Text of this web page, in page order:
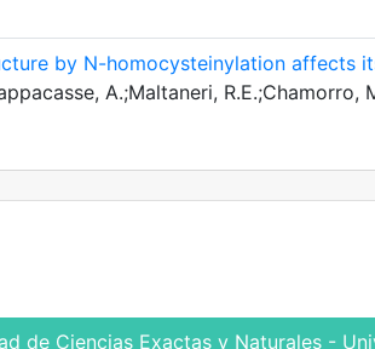
by N-homocysteinylation affects
A.;Maltaneri, R.E.;Chamorro,
de Ciencias Exactas y Naturales -